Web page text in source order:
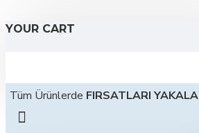
YOUR CART
Tüm Ürünlerde FIRSATLARI YAKALA